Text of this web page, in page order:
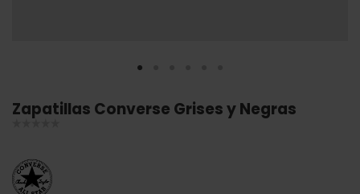
Zapatillas Converse Grises y Negras